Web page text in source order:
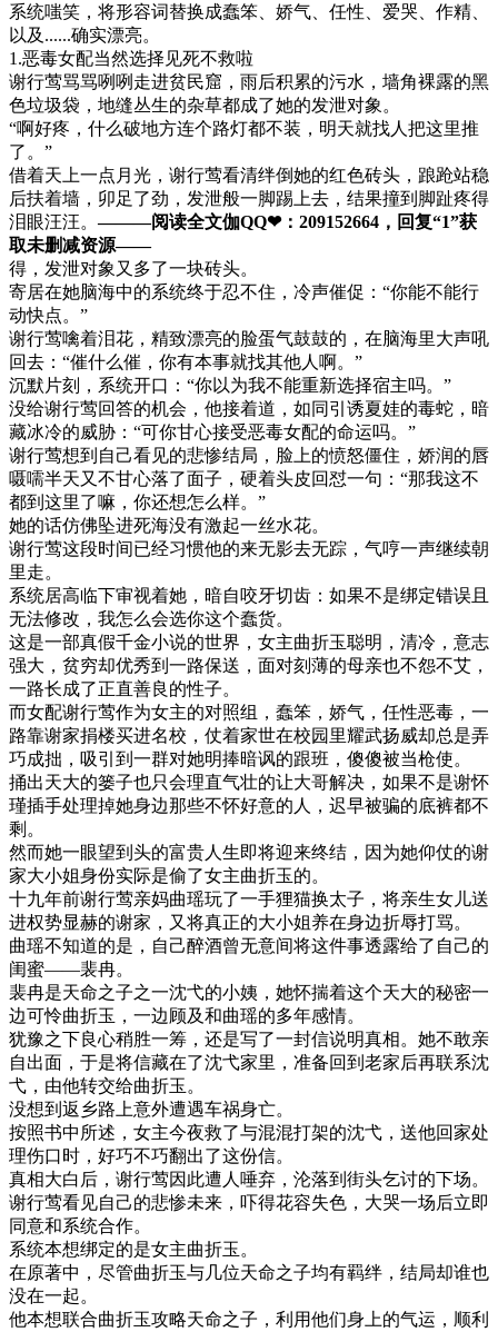
系统嗤笑，将形容词替换成蠢笨、娇气、任性、爱哭、作精、
以及......确实漂亮。
1.恶毒女配当然选择见死不救啦
谢行莺骂骂咧咧走进贫民窟，雨后积累的污水，墙角裸露的黑
色垃圾袋，地缝丛生的杂草都成了她的发泄对象。
“啊好疼，什么破地方连个路灯都不装，明天就找人把这里推
了。”
借着天上一点月光，谢行莺看清绊倒她的红色砖头，踉跄站稳
后扶着墙，卯足了劲，发泄般一脚踢上去，结果撞到脚趾疼得
泪眼汪汪。———阅读全文伽QQ❤：209152664，回复“1”获
取未删减资源—​​​​—
得，发泄对象又多了一块砖头。
寄居在她脑海中的系统终于忍不住，冷声催促：“你能不能行
动快点。”
谢行莺噙着泪花，精致漂亮的脸蛋气鼓鼓的，在脑海里大声吼
回去：“催什么催，你有本事就找其他人啊。”
沉默片刻，系统开口：“你以为我不能重新选择宿主吗。”
没给谢行莺回答的机会，他接着道，如同引诱夏娃的毒蛇，暗
藏冰冷的威胁：“可你甘心接受恶毒女配的命运吗。”
谢行莺想到自己看见的悲惨结局，脸上的愤怒僵住，娇润的唇
嗫嚅半天又不甘心落了面子，硬着头皮回怼一句：“那我这不
都到这里了嘛，你还想怎么样。”
她的话仿佛坠进死海没有激起一丝水花。
谢行莺这段时间已经习惯他的来无影去无踪，气哼一声继续朝
里走。
系统居高临下审视着她，暗自咬牙切齿：如果不是绑定错误且
无法修改，我怎么会选你这个蠢货。
这是一部真假千金小说的世界，女主曲折玉聪明，清冷，意志
强大，贫穷却优秀到一路保送，面对刻薄的母亲也不怨不艾，
一路长成了正直善良的性子。
而女配谢行莺作为女主的对照组，蠢笨，娇气，任性恶毒，一
路靠谢家捐楼买进名校，仗着家世在校园里耀武扬威却总是弄
巧成拙，吸引到一群对她明捧暗讽的跟班，傻傻被当枪使。
捅出天大的篓子也只会理直气壮的让大哥解决，如果不是谢怀
瑾插手处理掉她身边那些不怀好意的人，迟早被骗的底裤都不
剩。
然而她一眼望到头的富贵人生即将迎来终结，因为她仰仗的谢
家大小姐身份实际是偷了女主曲折玉的。
十九年前谢行莺亲妈曲瑶玩了一手狸猫换太子，将亲生女儿送
进权势显赫的谢家，又将真正的大小姐养在身边折辱打骂。
曲瑶不知道的是，自己醉酒曾无意间将这件事透露给了自己的
闺蜜——裴冉。
裴冉是天命之子之一沈弋的小姨，她怀揣着这个天大的秘密一
边可怜曲折玉，一边顾及和曲瑶的多年感情。
犹豫之下良心稍胜一筹，还是写了一封信说明真相。她不敢亲
自出面，于是将信藏在了沈弋家里，准备回到老家后再联系沈
弋，由他转交给曲折玉。
没想到返乡路上意外遭遇车祸身亡。
按照书中所述，女主今夜救了与混混打架的沈弋，送他回家处
理伤口时，好巧不巧翻出了这份信。
真相大白后，谢行莺因此遭人唾弃，沦落到街头乞讨的下场。
谢行莺看见自己的悲惨未来，吓得花容失色，大哭一场后立即
同意和系统合作。
系统本想绑定的是女主曲折玉。
在原著中，尽管曲折玉与几位天命之子均有羁绊，结局却谁也
没在一起。
他本想联合曲折玉攻略天命之子，利用他们身上的气运，顺利